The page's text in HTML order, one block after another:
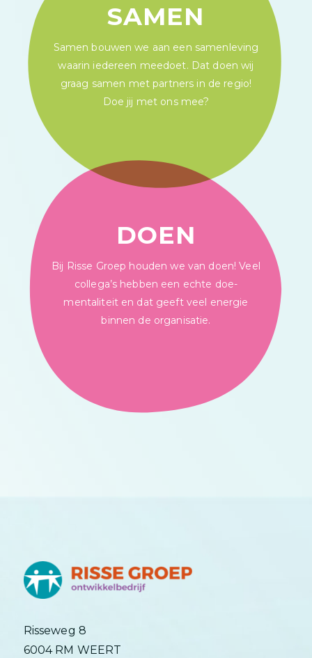
SAMEN
Samen bouwen we aan een samenleving
waarin iedereen meedoet. Dat doen wij
graag samen met partners in de regio!
Doe jij met ons mee?
DOEN
Bij Risse Groep houden we van doen! Veel
collega’s hebben een echte doe-
mentaliteit en dat geeft veel energie
binnen de organisatie.
Risseweg 8
6004 RM WEERT